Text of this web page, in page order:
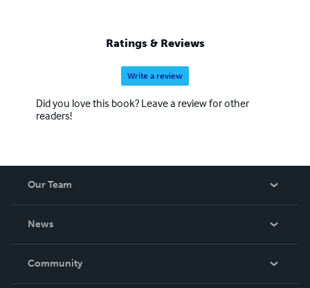
Ratings & Reviews
Write a review
Did you love this book? Leave a review for other
readers!
Our Team
News
In The News
Community